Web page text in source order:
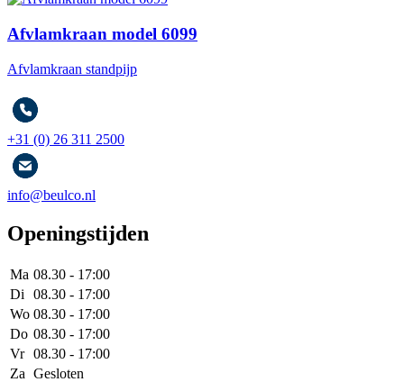
Afvlamkraan model 6099
Afvlamkraan standpijp
+31 (0) 26 311 2500
info@beulco.nl
Openingstijden
Ma 08.30 - 17:00
Di
08.30 - 17:00
Wo 08.30 - 17:00
Do 08.30 - 17:00
Vr 08.30 - 17:00
Za Gesloten